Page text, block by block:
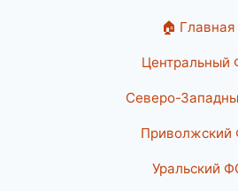
🏠 Главная
Центральный
Северо-
Приволжский
Уральский